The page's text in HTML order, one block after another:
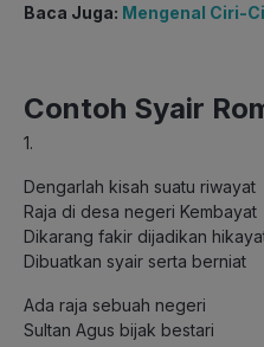
Baca Juga: Mengenal Ciri-
Contoh Syair
1.
Dengarlah kisah suatu riwayat
Raja di desa negeri Kembayat
Dikarang fakir dijadikan
Dibuatkan syair serta berniat
Ada raja sebuah negeri
Sultan Agus bijak bestari